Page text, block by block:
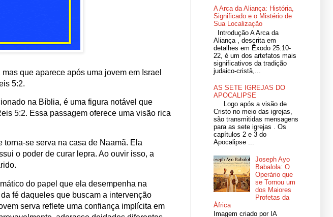
que aparece após uma jovem em Israel
5:2.
na Bíblia, é uma figura notável que
5:2. Essa passagem oferece uma visão rica
torna-se serva na casa de Naamã. Ela
o poder de curar lepra. Ao ouvir isso, a
do papel que ela desempenha na
fé daqueles que buscam a intervenção
serva reflete uma confiança implícita em
A Arca da Aliança: História,
Significado e o Mistério de
Sua Localização
Introdução A Arca da
Aliança , descrita em
detalhes em Êxodo 25:10-
22, é um dos artefatos mais
significativos da tradição
judaico-cristã,...
AS SETE IGREJAS DO
APOCALIPSE
Logo após a visão de
Cristo no meio das igrejas,
são transmitidas mensagens
para as sete igrejas . Os
capítulos 2 e 3 do
Apocalipse ...
Joseph Ayo
Babalola: O
Operário que
se Tornou um
dos Maiores
Profetas da
África
Imagem criado por IA